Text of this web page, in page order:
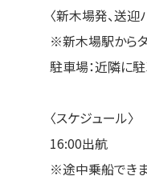
〈新木場発、送
※新木場駅からタ
駐車場：近隣に
〈スケジュール〉
16:00出航
※途中乗船できま